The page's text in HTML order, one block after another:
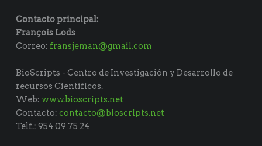
Contacto principal:
François Lods
Correo: fransjeman@gmail.com
BioScripts - Centro de Investigación y Desarrollo de
recursos Científicos.
Web: www.bioscripts.net
Contacto:contacto@bioscripts.net
Telf.: 954 09 75 24